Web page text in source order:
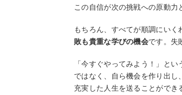
この自信が次の挑戦への原動力
もちろん、すべてが順調にい
敗も貴重な学びの機会です。失
「今すぐやってみよう！」と
ではなく、自ら機会を作り出し、
充実した人生を送ることができ